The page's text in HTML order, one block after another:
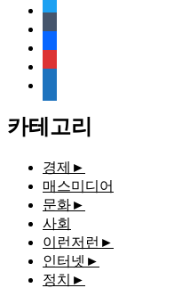
document
카테고리
경제 ►
매스미디어
문화►
사회
이런저런 ►
인터넷 ►
정치 ►